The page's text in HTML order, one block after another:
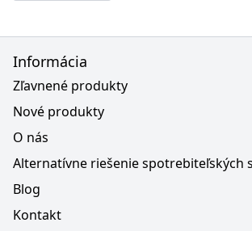
Informácia
Zľavnené produkty
Nové produkty
O nás
Alternatívne riešenie spotrebiteľských
Blog
Kontakt